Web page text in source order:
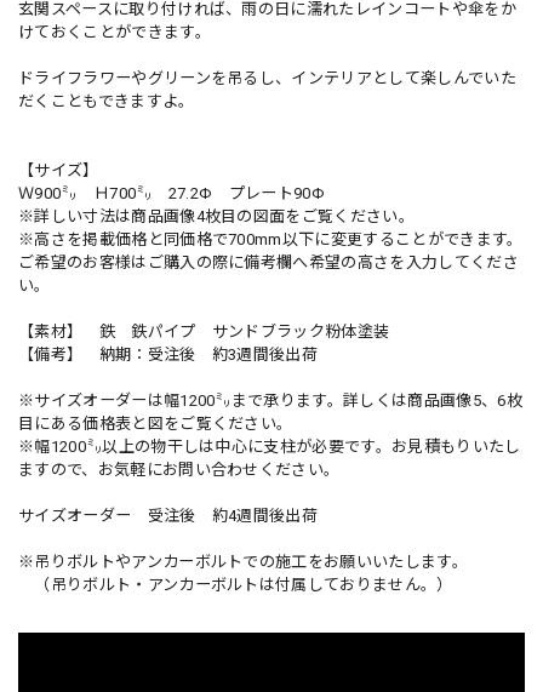
玄関スペースに取り付ければ、雨の日に濡れたレインコートや傘をか
けておくことができます。
ドライフラワーやグリーンを吊るし、インテリアとして楽しんでいた
だくこともできますよ。
【サイズ】
Ｗ900㍉ Ｈ700㍉ 27.2Φ プレート90Φ
※詳しい寸法は商品画像4枚目の図面をご覧ください。
※高さを掲載価格と同価格で700mm以下に変更することができます。
ご希望のお客様はご購入の際に備考欄へ希望の高さを入力してくださ
い。
【素材】 鉄 鉄パイプ サンドブラック粉体塗装
【備考】 納期：受注後 約3週間後出荷
※サイズオーダーは幅1200㍉まで承ります。詳しくは商品画像5、6枚
目にある価格表と図をご覧ください。
※幅1200㍉以上の物干しは中心に支柱が必要です。お見積もりいたし
ますので、お気軽にお問い合わせください。
サイズオーダー 受注後 約4週間後出荷
※吊りボルトやアンカーボルトでの施工をお願いいたします。
（吊りボルト・アンカーボルトは付属しておりません。）